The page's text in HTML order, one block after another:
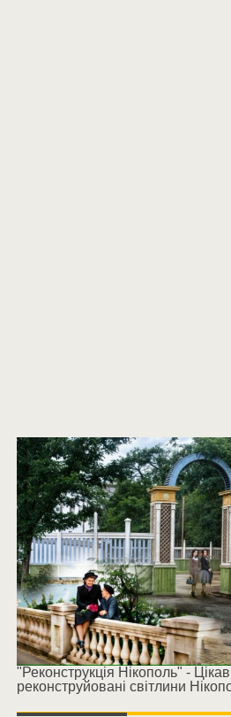
"Реконструкція Нікополь" -
реконструйовані світлини